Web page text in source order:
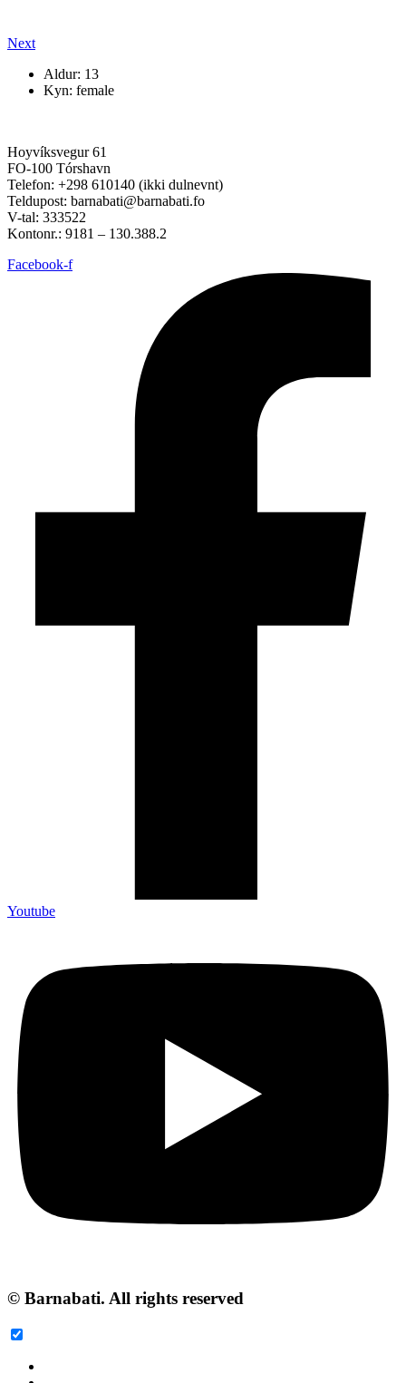
Next
Aldur: 13
Kyn: female
Hoyvíksvegur 61
FO-100 Tórshavn
Telefon: +298 610140 (ikki dulnevnt)
Teldupost: barnabati@barnabati.fo
V-tal: 333522
Kontonr.: 9181 – 130.388.2
Facebook-f
Youtube
© Barnabati. All rights reserved